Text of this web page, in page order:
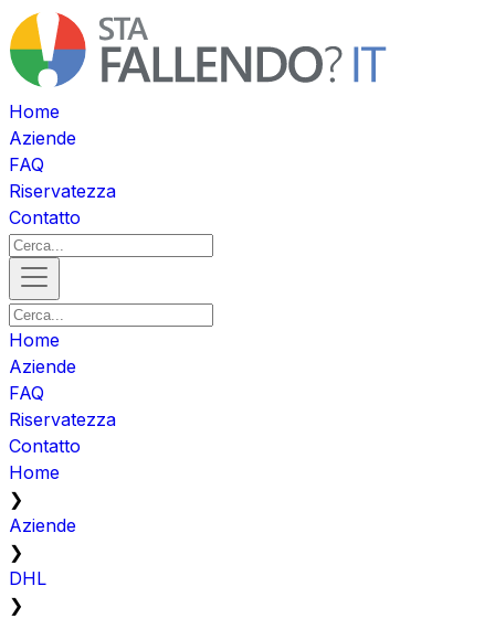
Home
Aziende
FAQ
Riservatezza
Contatto
Home
Aziende
FAQ
Riservatezza
Contatto
Home
❯
Aziende
❯
DHL
❯